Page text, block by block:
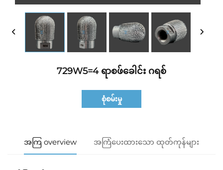
729W5=4 ရာစဖ်ခေါင်း ဂရစ်
စုံစမ်းမှု
အကြ overview အကြံပေးထားသော ထုတ်ကုန်များ